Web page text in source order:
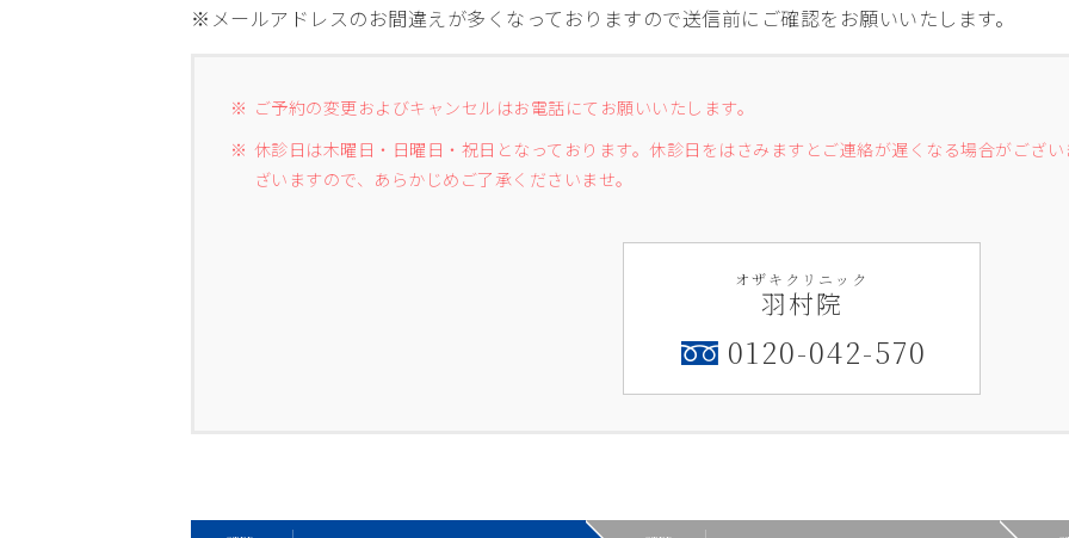
※メールアドレスのお間違えが多くなっておりますので送信前にご確認をお願いいたします。
ご予約の変更およびキャンセルはお電話にてお願いいたします。
休診日は木曜日・日曜日・祝日となっております。休診日をはさみますとご連絡が遅くなる場合がござ
ざいますので、あらかじめご了承くださいませ。
オザキクリニック
羽村院
0120-042-570